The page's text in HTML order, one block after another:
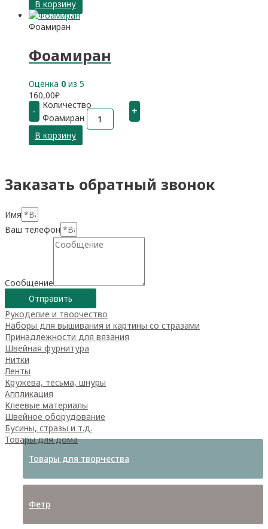
В корзину
Фоамиран
Фоамиран
Оценка 0 из 5
160,00₽
-
Количество
Фоамиран
+
В корзину
Заказать обратный звонок
Имя
Ваш телефон
Сообщение
Отправить
Рукоделие и творчество
Наборы для вышивания и картины со стразами
Принадлежности для вязания
Швейная фурнитура
Нитки
Ленты
Кружева, тесьма, шнуры
Аппликация
Клеевые материалы
Швейное оборудование
Бусины, стразы и т.д.
Товары для дома
Товары для творчества
Фетр